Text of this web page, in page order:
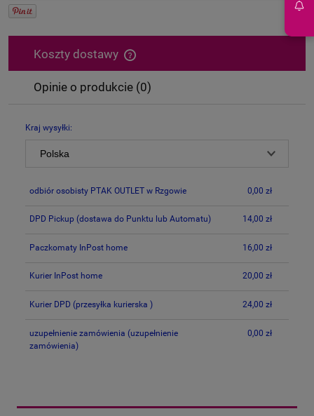
Koszty dostawy
Cena nie zawiera ewentualnych kosztów płatności
Opinie o produkcie (0)
Kraj wysyłki:
odbiór osobisty PTAK OUTLET w Rzgowie 0,00 zł
DPD Pickup (dostawa do Punktu lub Automatu) 14,00 zł
Paczkomaty InPost home 16,00 zł
Kurier InPost home 20,00 zł
Kurier DPD (przesyłka kurierska ) 24,00 zł
uzupełnienie zamówienia (uzupełnienie
zamówienia)
0,00 zł